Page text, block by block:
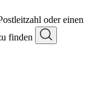
oder einen
finden